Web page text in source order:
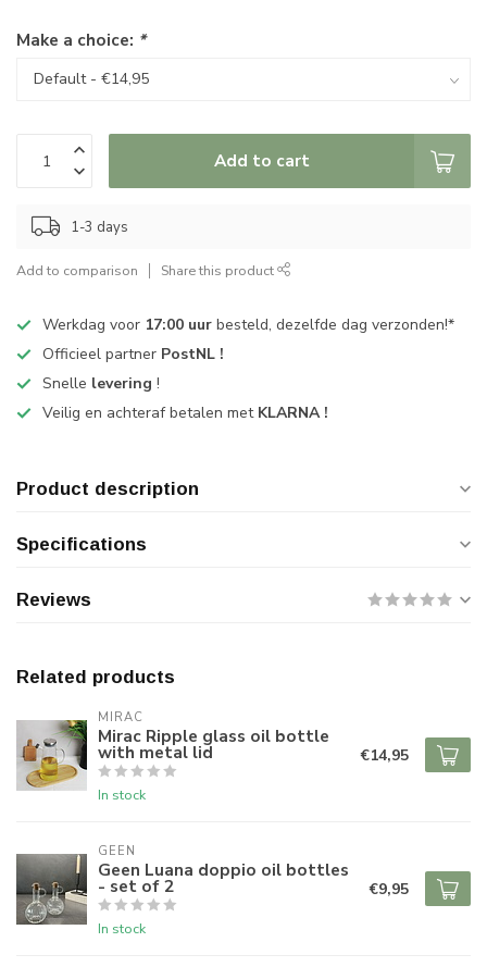
Make a choice: *
Add to cart
1-3 days
Add to comparison Share this product
Werkdag voor 17:00 uur besteld, dezelfde dag verzonden!*
Officieel partner PostNL !
Snelle levering !
Veilig en achteraf betalen met KLARNA !
Product description
Specifications
Reviews
Related products
MIRAC
Mirac Ripple glass oil bottle
with metal lid
In stock
€14,95
GEEN
Geen Luana doppio oil bottles
- set of 2
In stock
€9,95